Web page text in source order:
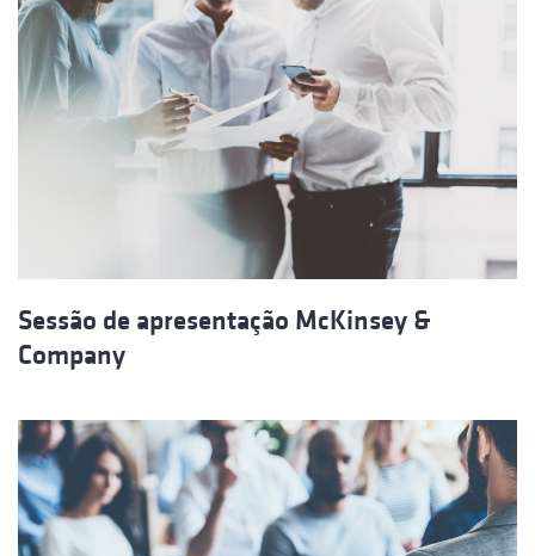
Sessão de apresentação McKinsey &
Company